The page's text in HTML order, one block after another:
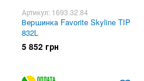
Артикул: 1693.32.84
Вершинка Favorite Skyline TIP
832L
5 852 грн